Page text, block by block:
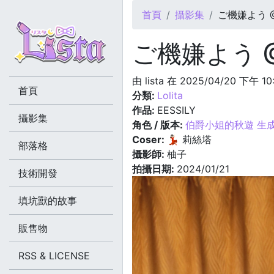
您在這裡
首頁 攝影集 ご機嫌よう
ご機嫌よう
由 lista 在 2025/04/20 下午
分類: Lolita
作品: EESSILY
角色 / 版本: 伯爵小姐的秋遊 生
Coser: 💃🏻 莉絲塔
攝影師: 柚子
拍攝日期: 2024/01/21
首頁
攝影集
部落格
技術開發
填坑獸的故事
販售物
RSS & LICENSE